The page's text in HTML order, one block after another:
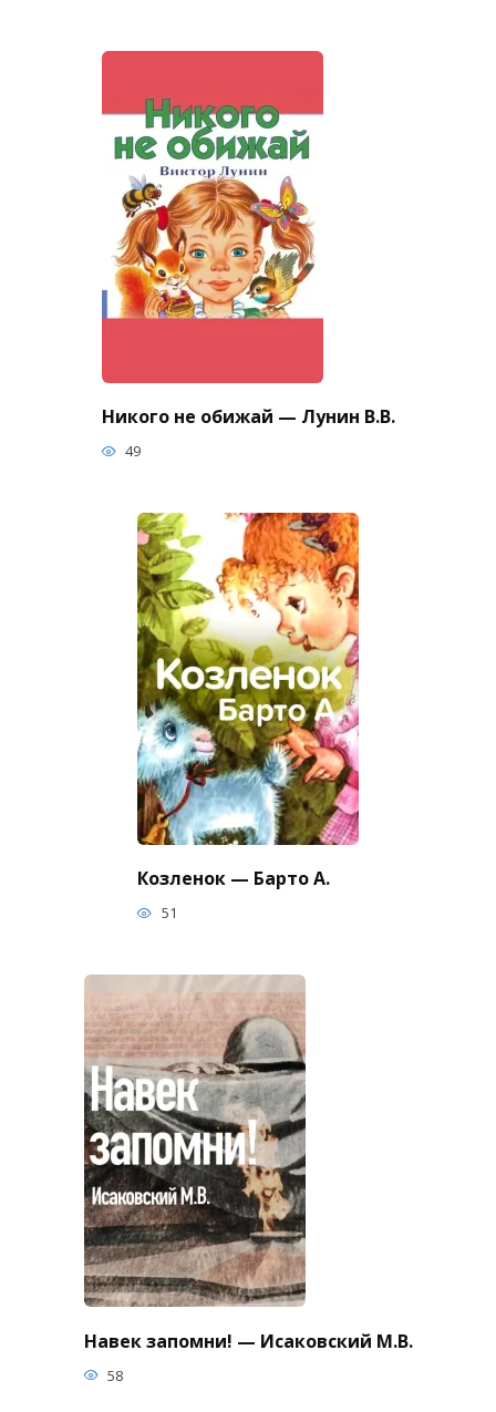
Никого не обижай — Лунин В.В.
49
Козленок — Барто А.
51
Навек запомни! — Исаковский М.В.
58